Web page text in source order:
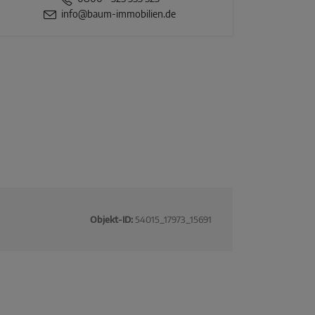
info@baum-immobilien.de
Objekt-ID: 54015_17973_15691